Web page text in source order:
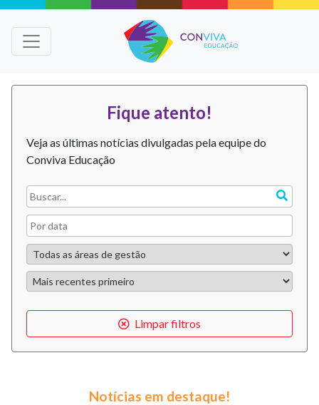
Fique atento!
Veja as últimas notícias divulgadas pela equipe do
Conviva Educação
Limpar filtros
Notícias em destaque!